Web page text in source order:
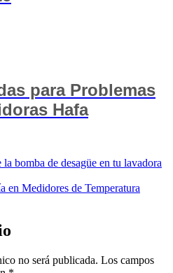
para Problemas
Hafa
bomba de desagüe en tu lavadora
en Medidores de Temperatura
no será publicada. Los campos